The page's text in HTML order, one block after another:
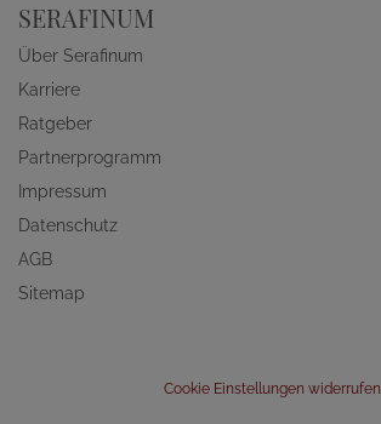
SERAFINUM
Über Serafinum
Karriere
Ratgeber
Partnerprogramm
Impressum
Datenschutz
AGB
Sitemap
Cookie Einstellungen widerrufen